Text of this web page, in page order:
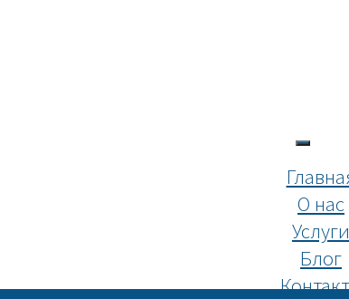
О нас
Услуги
Блог